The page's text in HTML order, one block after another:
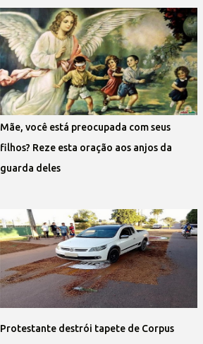
Mãe, você está preocupada com seus
filhos? Reze esta oração aos anjos da
guarda deles
Protestante destrói tapete de Corpus